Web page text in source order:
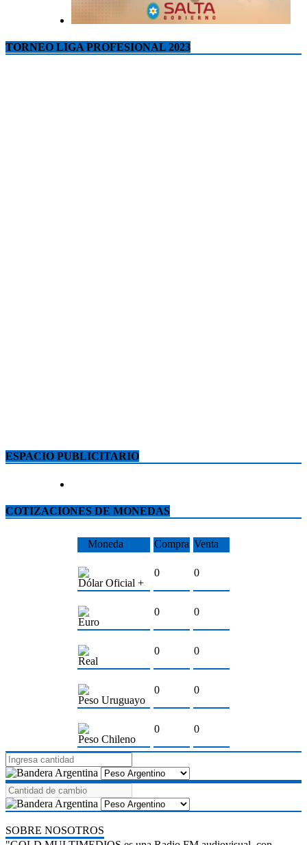
TORNEO LIGA PROFESIONAL 2023
ESPACIO PUBLICITARIO
COTIZACIONES DE MONEDAS
Moneda Compra Venta
Dólar Oficial +
0 0
Euro
0 0
Real
0 0
Peso Uruguayo
0 0
Peso Chileno
0 0
SOBRE NOSOTROS